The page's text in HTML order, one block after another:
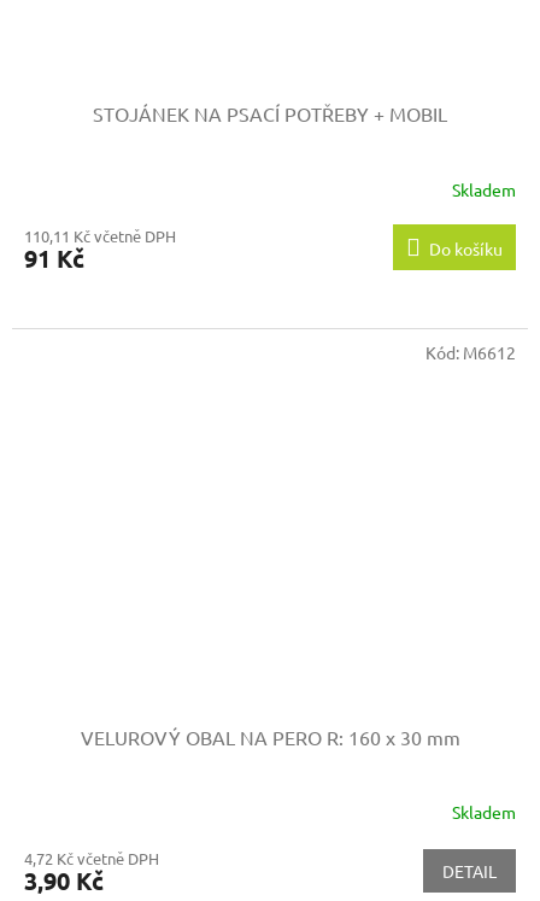
STOJÁNEK NA PSACÍ POTŘEBY + MOBIL
Skladem
110,11 Kč včetně DPH
91 Kč Do košíku
VELUROVÝ OBAL NA PERO R: 160 x 30 mm
Skladem
4,72 Kč včetně DPH
3,90 Kč DETAIL
Kód: M6612